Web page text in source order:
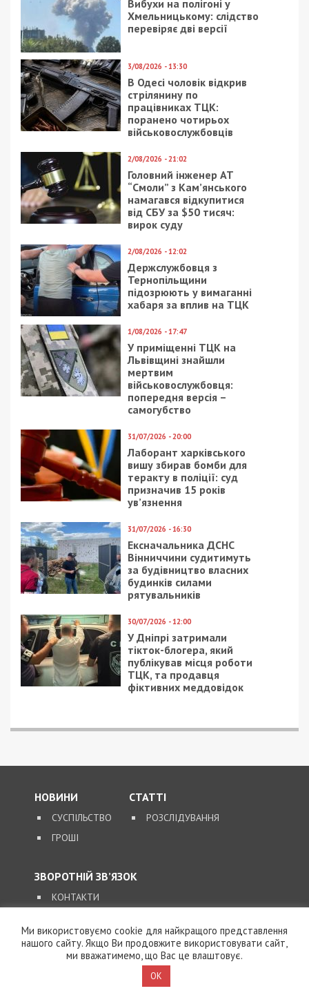
Вибухи на полігоні у
Хмельницькому: слідство
перевіряє дві версії
3/08/2026 - 13:30
В Одесі чоловік відкрив
стрілянину по
працівниках ТЦК:
поранено чотирьох
військовослужбовців
2/08/2026 - 21:02
Головний інженер АТ
“Смоли” з Кам’янського
намагався відкупитися
від СБУ за $50 тисяч:
вирок суду
2/08/2026 - 12:02
Держслужбовця з
Тернопільщини
підозрюють у вимаганні
хабаря за вплив на ТЦК
1/08/2026 - 17:47
У приміщенні ТЦК на
Львівщині знайшли
мертвим
військовослужбовця:
попередня версія –
самогубство
31/07/2026 - 20:00
Лаборант харківського
вишу збирав бомби для
теракту в поліції: суд
призначив 15 років
ув’язнення
31/07/2026 - 16:30
Ексначальника ДСНС
Вінниччини судитимуть
за будівництво власних
будинків силами
рятувальників
30/07/2026 - 12:00
У Дніпрі затримали
тікток-блогера, який
публікував місця роботи
ТЦК, та продавця
фіктивних меддовідок
НОВИНИ
СУСПІЛЬСТВО
ГРОШІ
СТАТТІ
РОЗСЛІДУВАННЯ
ЗВОРОТНІЙ ЗВ’ЯЗОК
КОНТАКТИ
SUPPORT@49000.COM.UA
© 2026, ВСІ ПРАВА ЗАХИЩЕНІ
Ми використовуємо cookie для найкращого представлення
нашого сайту. Якщо Ви продовжите використовувати сайт,
ми вважатимемо, що Вас це влаштовує.
OK